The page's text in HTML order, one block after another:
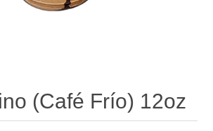
(Café Frío) 12oz